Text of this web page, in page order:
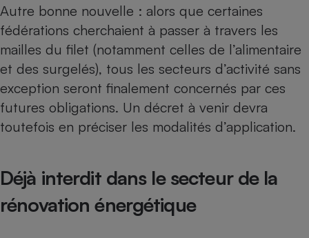
Autre bonne nouvelle : alors que certaines
fédérations cherchaient à passer à travers les
mailles du filet (notamment celles de l’alimentaire
et des surgelés), tous les secteurs d’activité sans
exception seront finalement concernés par ces
futures obligations. Un décret à venir devra
toutefois en préciser les modalités d’application.
Déjà interdit dans le secteur de la
rénovation énergétique
Robot ménager